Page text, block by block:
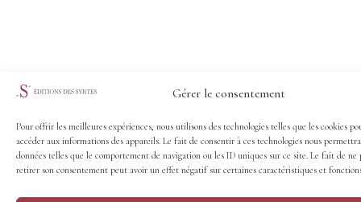
Gérer le consentement
Pour offrir les meilleures expériences, nous utilisons des technologies telles que les cookies
accéder aux informations des appareils. Le fait de consentir à ces technologies nous
données telles que le comportement de navigation ou les ID uniques sur ce site. Le fait de ne
retirer son consentement peut avoir un effet négatif sur certaines caractéristiques et